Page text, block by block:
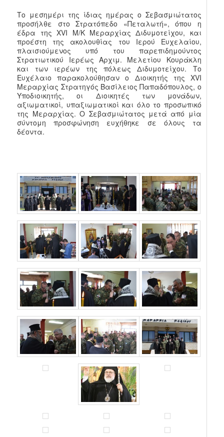
Το μεσημέρι της ίδιας ημέρας ο Σεβασμιώτατος
προσήλθε στο Στρατόπεδο «Πεταλωτή», όπου η
έδρα της XVI Μ/Κ Μεραρχίας Διδυμοτείχου, και
προέστη της ακολουθίας του Ιερού Ευχελαίου,
πλαισιούμενος υπό του παρεπιδημούντος
Στρατιωτικού Ιερέως Αρχιμ. Μελετίου Κουράκλη
και των ιερέων της πόλεως Διδυμοτείχου. Το
Ευχέλαιο παρακολούθησαν ο Διοικητής της XVI
Μεραρχίας Στρατηγός Βασίλειος Παπαδόπουλος, ο
Υποδιοικητής, οι Διοικητές των μονάδων,
αξιωματικοί, υπαξιωματικοί και όλο το προσωπικό
της Μεραρχίας. Ο Σεβασμιώτατος μετά από μία
σύντομη προσφώνηση ευχήθηκε σε όλους τα
δέοντα.